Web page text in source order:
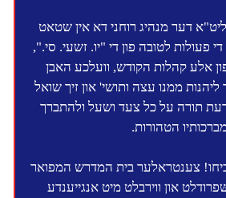
דער מנהיג רוחני דא אין שטאט
די פעולות לטובה פון די "יו. זשעי. סי.",
אלע קהלות הקודש, וועלכע האבן
ממנו עצה ותושי' און זיך שואל
דעת תורה על כל צעד ושעל ולהתברך
הטהורות.
צענטראלער בית המדרש המפואר
און ווירבלט מיט אנגייענדע